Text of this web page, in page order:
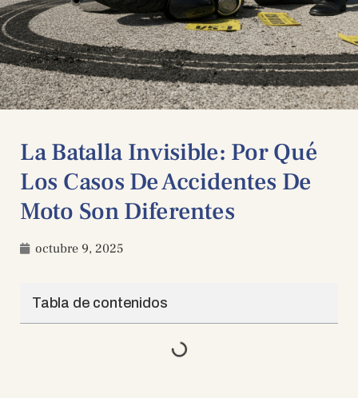
La Batalla Invisible: Por Qué
Los Casos De Accidentes De
Moto Son Diferentes
octubre 9, 2025
Tabla de contenidos